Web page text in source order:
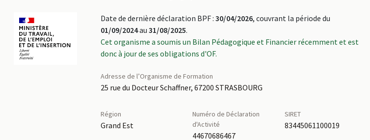
Date de dernière déclaration BPF : 30/04/2026, couvrant la période du
01/09/2024au 31/08/2025.
Cet organisme a soumis un Bilan Pédagogique et Financier récemment et est
donc à jour de ses obligations d'OF.
Adresse de l’Organisme de Formation
25 rue du Docteur Schaffner, 67200 STRASBOURG
Région
Grand Est
Numéro de Déclaration
d'Activité
44670686467
SIRET
83445061100019